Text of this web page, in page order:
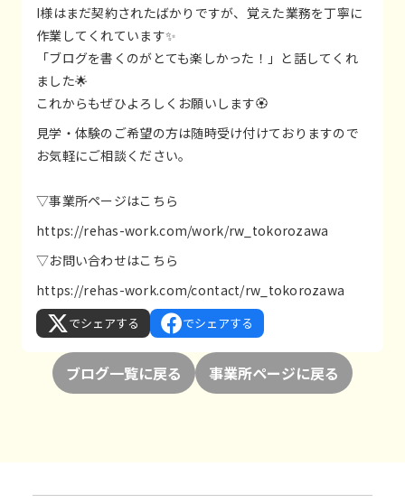
I様はまだ契約されたばかりですが、覚えた業務を丁寧に
作業してくれています✨
「ブログを書くのがとても楽しかった！」と話してくれ
ました🌟
これからもぜひよろしくお願いします🏵️
見学・体験のご希望の方は随時受け付けておりますので
お気軽にご相談ください。
▽事業所ページはこちら
https://rehas-work.com/work/rw_tokorozawa
▽お問い合わせはこちら
https://rehas-work.com/contact/rw_tokorozawa
でシェアする でシェアする
ブログ一覧に戻る 事業所ページに戻る